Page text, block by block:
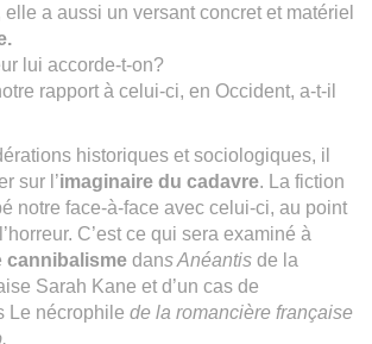
a aussi un versant concret et matériel
lui accorde-t-on?
rapport à celui-ci, en Occident, a-t-il
historiques et sociologiques, il
sur l’imaginaire du cadavre. La fiction
notre face-à-face avec celui-ci, au point
C’est ce qui sera examiné à
cannibalisme dans Anéantis de la
Sarah Kane et d’un cas de
Le nécrophile de la romancière française